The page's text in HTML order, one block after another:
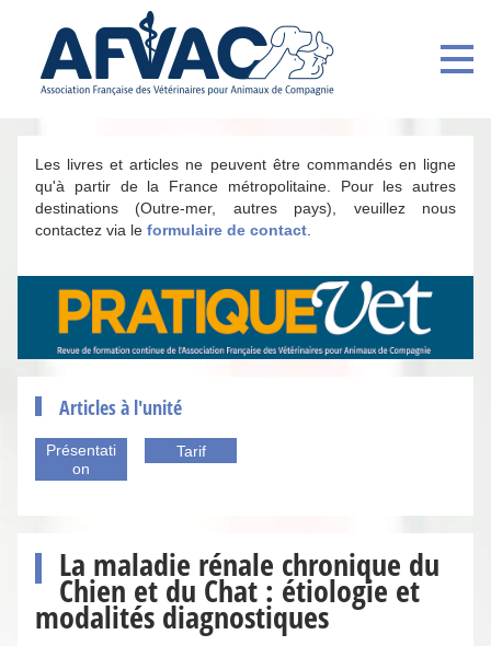
Les livres et articles ne peuvent être commandés en ligne
qu'à partir de la France métropolitaine. Pour les autres
destinations (Outre-mer, autres pays), veuillez nous
contactez via le formulaire de contact
Articles à l'unité
Présentati
on
Tarif
La maladie rénale chronique du
Chien et du Chat : étiologie et
modalités diagnostiques